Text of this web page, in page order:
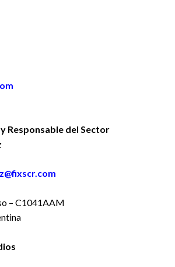
Responsable del Sector
– C1041AAM